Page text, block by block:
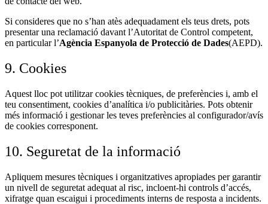
Si consideres que no s’han atès adequadament els teus drets, pots
presentar una reclamació davant l’Autoritat de Control competent,
en particular l’Agència Espanyola de Protecció de Dades(AEPD).
9. Cookies
Aquest lloc pot utilitzar cookies tècniques, de preferències i, amb el
teu consentiment, cookies d’analítica i/o publicitàries. Pots obtenir
més informació i gestionar les teves preferències al configurador/avís
de cookies corresponent.
10. Seguretat de la informació
Apliquem mesures tècniques i organitzatives apropiades per garantir
un nivell de seguretat adequat al risc, incloent-hi controls d’accés,
xifratge quan escaigui i procediments interns de resposta a incidents.